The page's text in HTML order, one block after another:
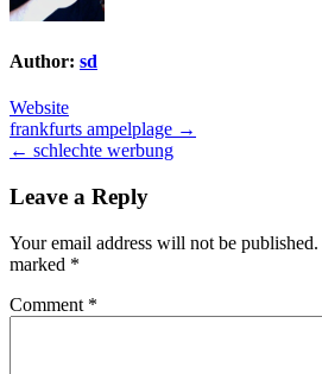
Author: sd
Website
Post
navigation
frankfurts ampelplage →
← schlechte werbung
Leave a Reply
Your email address will not be published.
marked *
Comment *